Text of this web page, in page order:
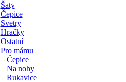
Šaty
Čepice
Svetry
Hračky
Ostatní
Pro mámu
Čepice
Na nohy
Rukavice